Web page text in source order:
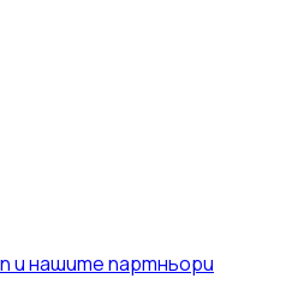
и нашите партньори